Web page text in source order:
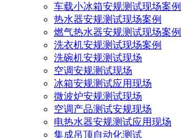
车载小冰箱安规测试现场案例
热水器安规测试现场案例
燃气热水器安规测试现场案例
洗衣机安规测试现场案例
洗碗机安规测试现场
空调安规测试现场
冰箱安规测试应用现场
微波炉安规测试现场
空调产品测试安规现场
电热水器安规测试应用现场
集成吊顶自动化测试